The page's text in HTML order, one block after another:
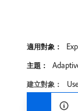
適用對象：
主題：
建立對象：